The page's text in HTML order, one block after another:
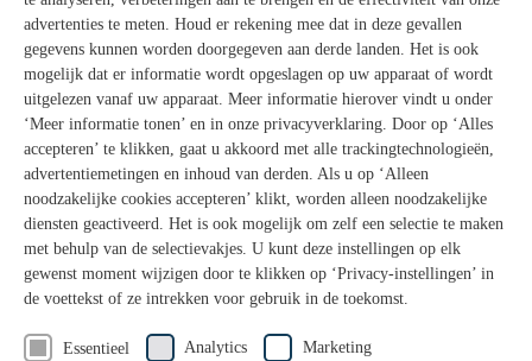
Ruwbouw
Dekvloeren
Voorbereiding ondergrond
Vloeregalisaties
Afdichtingen
Tegellijmen
Voegmortels
Voegen / Siliconen
Montagelijmen
Natuursteenprogramma
Vloerbedekkings- en parketlijmen
Wandegalesaties
Accessoires
PANDOMO®
Badkamerrenovatie met wedi
advertenties te meten. Houd er rekening mee dat in deze gevallen
gegevens kunnen worden doorgegeven aan derde landen. Het is ook
mogelijk dat er informatie wordt opgeslagen op uw apparaat of wordt
uitgelezen vanaf uw apparaat. Meer informatie hierover vindt u onder
‘Meer informatie tonen’ en in onze privacyverklaring. Door op ‘Alles
accepteren’ te klikken, gaat u akkoord met alle trackingtechnologieën,
advertentiemetingen en inhoud van derden. Als u op ‘Alleen
noodzakelijke cookies accepteren’ klikt, worden alleen noodzakelijke
diensten geactiveerd. Het is ook mogelijk om zelf een selectie te maken
met behulp van de selectievakjes. U kunt deze instellingen op elk
gewenst moment wijzigen door te klikken op ‘Privacy-instellingen’ in
de voettekst of ze intrekken voor gebruik in de toekomst.
Essentieel Analytics Marketing